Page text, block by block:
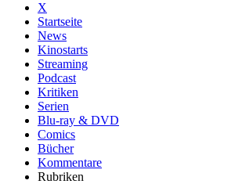
X
Startseite
News
Kinostarts
Streaming
Podcast
Kritiken
Serien
Blu-ray & DVD
Comics
Bücher
Kommentare
Rubriken